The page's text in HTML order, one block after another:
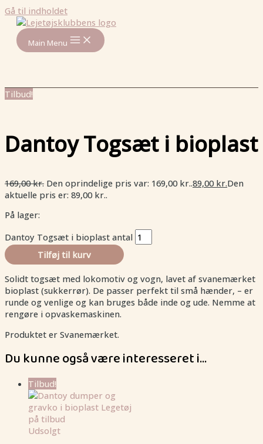
Gå til indholdet
Main Menu
Tilbud!
Dantoy Togsæt i bioplast
169,00kr. Den oprindelige pris var: 169,00 kr..89,00 kr.Den
aktuelle pris er: 89,00 kr..
På lager:
Dantoy Togsæt i bioplast antal
Tilføj til kurv
Solidt togsæt med lokomotiv og vogn, lavet af svanemærket
bioplast (sukkerrør). De passer perfekt til små hænder, – er
runde og venlige og kan bruges både inde og ude. Nemme at
rengøre i opvaskemaskinen.
Produktet er Svanemærket.
Du kunne også være interesseret i…
Tilbud!
Udsolgt